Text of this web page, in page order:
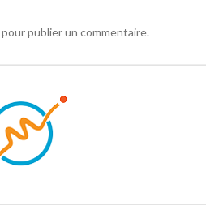
pour publier un commentaire.